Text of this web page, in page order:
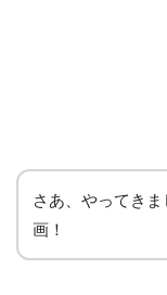
さあ、やってき
画！